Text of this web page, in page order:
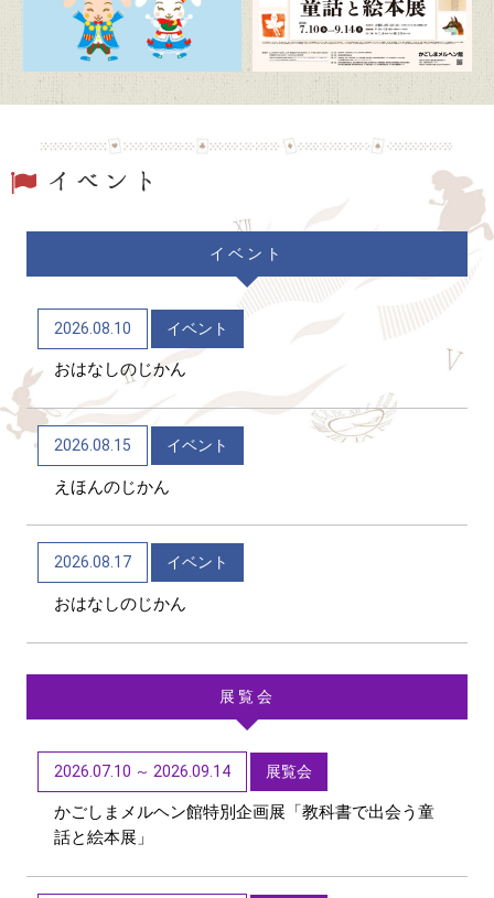
2026/07/19 トピックス
駐車場および周辺道路混雑のお知らせ
「文学館・メルヘン館だより」(隔月発行)
トピックス
かごしまメルヘン館特別企画展「教科書で出会う童
話と絵本展」（7/10～9/14）
2026/06/04
かごしま近代文学館 企画展「Let’s go to the
mountains！～作家×山～」（12/9～R9/6/21）
2026/06/04 トピックス
かごしま近代文学館 テーマ展「向田邦子日本を旅
する～Bon Voyage～」（11/1～R9/3/15）
イベント
2026.08.10 イベント
おはなしのじかん
2026.08.15 イベント
えほんのじかん
2026.08.17 イベント
おはなしのじかん
展覧会
2026.07.10 ～ 2026.09.14 展覧会
かごしまメルヘン館特別企画展「教科書で出会う童
話と絵本展」